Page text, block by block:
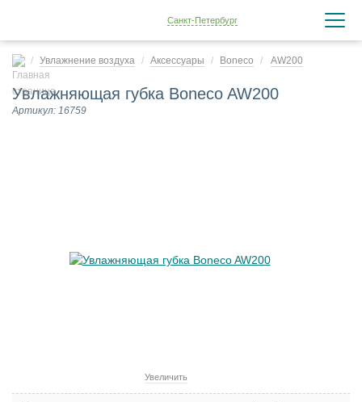
Санкт-Петербург
Увлажнение воздуха Аксессуары Boneco AW200
Увлажняющая губка Boneco AW200
Артикул: 16759
Увеличить